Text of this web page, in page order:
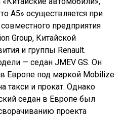
А5» осуществляется при
предприятия
Group, Китайской
и группы Renault.
— седан JMEV GS. Он
Европе под маркой Mobilize
такси и прокат. Однако
седан в Европе был
проекта